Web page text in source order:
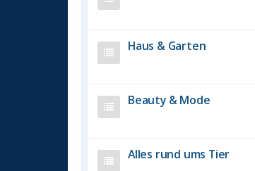
Haus & Garten
Beauty & Mode
Alles rund ums Tier